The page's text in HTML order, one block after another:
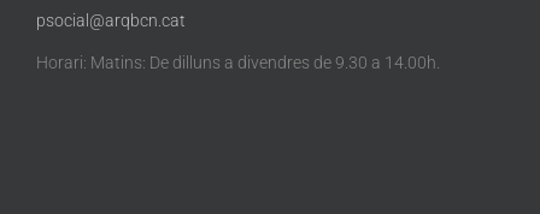
psocial@arqbcn.cat
Horari: Matins: De dilluns a divendres de 9.30 a 14.00h.